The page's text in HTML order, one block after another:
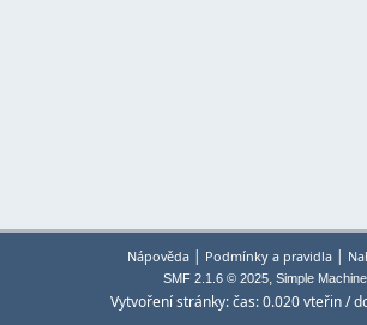
Nápověda| Podmínky a pravidla|
SMF 2.1.6 © 2025, Simple
Vytvoření stránky: čas: 0.020 vteřin /